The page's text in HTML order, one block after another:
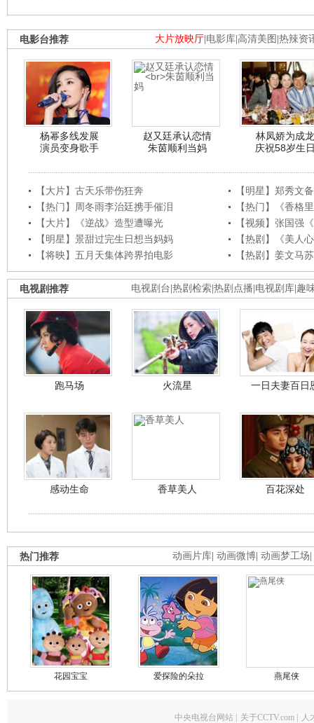
大片放映厅 电影库 高清美图 热辣资
电影台推荐
杨幂多线发展
演员变身歌手
赵又廷承认恋情
朱茵顺利当妈
林凤娇为成龙
庆祝58岁生
【大片】古天乐带伤狂奔
【明星】郑秀文
【热门】周冬雨李治廷携手催泪
【热门】《香格
【大片】《逆战》造型遭曝光
【视频】张国强
【明星】景甜过完生日想当妈妈
【热剧】《美人
【将映】五月天集体跨界拍电影
【热剧】姜文马
电视剧台 热剧检索 热剧点播 电视剧库 趣
电视剧推荐
跑马场 火流星 一日夫妻百日
感动生命 香草美人 百花深处
动画片库 动画微博 动画梦工场
热门推荐
花园宝宝 爱探险的朵拉 燕尾侠
中央电视台网站 关于CCTV.com 人